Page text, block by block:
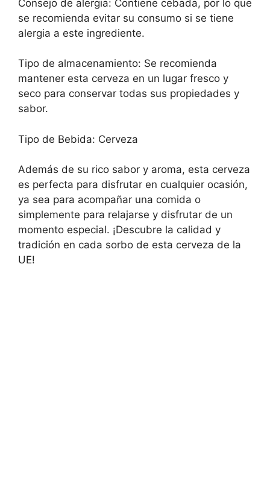
Consejo de alergia: Contiene cebada, por lo que
se recomienda evitar su consumo si se tiene
alergia a este ingrediente.
Tipo de almacenamiento: Se recomienda
mantener esta cerveza en un lugar fresco y
seco para conservar todas sus propiedades y
sabor.
Tipo de Bebida: Cerveza
Además de su rico sabor y aroma, esta cerveza
es perfecta para disfrutar en cualquier ocasión,
ya sea para acompañar una comida o
simplemente para relajarse y disfrutar de un
momento especial. ¡Descubre la calidad y
tradición en cada sorbo de esta cerveza de la
UE!